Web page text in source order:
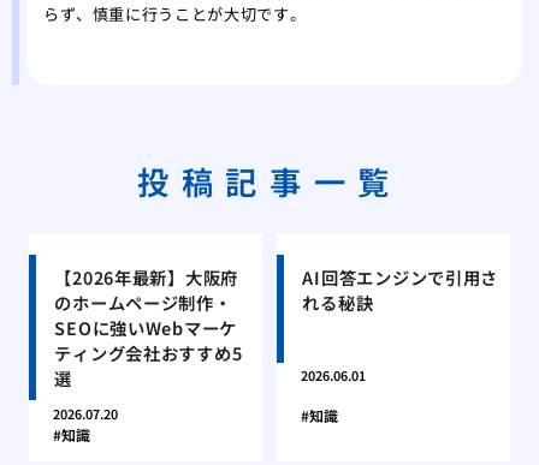
らず、慎重に行うことが大切です。
投稿記事一覧
【2026年最新】大阪府
のホームページ制作・
SEOに強いWebマーケ
ティング会社おすすめ5
選
2026.07.20
知識
AI回答エンジンで引用さ
れる秘訣
2026.06.01
知識